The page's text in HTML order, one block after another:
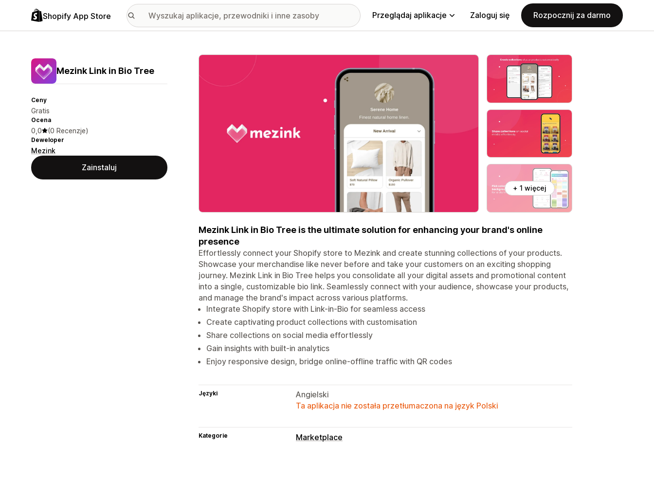
Shopify App Store Przeglądaj aplikacje Zaloguj się Rozpocznij za darmo
Mezink Link in Bio Tree
Ceny
Gratis
Ocena
0,0 (0 Recenzje)
Deweloper
Mezink
Zainstaluj
Wyróżnione obrazy w galerii
+ 1 więcej
Mezink Link in Bio Tree is the ultimate solution for enhancing your brand's online
presence
Effortlessly connect your Shopify store to Mezink and create stunning collections of your products.
Showcase your merchandise like never before and take your customers on an exciting shopping
journey. Mezink Link in Bio Tree helps you consolidate all your digital assets and promotional content
into a single, customizable bio link. Seamlessly connect with your audience, showcase your products,
and manage the brand's impact across various platforms.
Integrate Shopify store with Link-in-Bio for seamless access
Create captivating product collections with customisation
Share collections on social media effortlessly
Gain insights with built-in analytics
Enjoy responsive design, bridge online-offline traffic with QR codes
Języki
Angielski
Ta aplikacja nie została przetłumaczona na język Polski
Kategorie Marketplace